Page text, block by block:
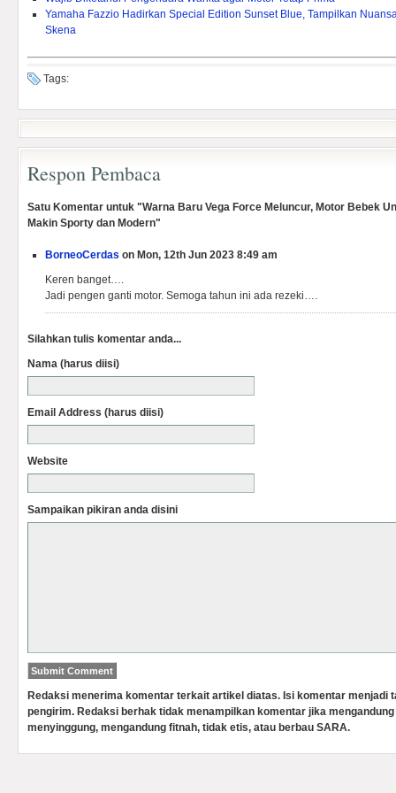
Yamaha Fazzio Hadirkan Special Edition Sunset Blue, Tampilkan
Skena
Tags:
Respon Pembaca
Satu Komentar untuk "Warna Baru Vega Force Meluncur, Motor Bebek
Makin Sporty dan Modern"
BorneoCerdas on Mon, 12th Jun 2023 8:49 am
Keren banget….
Jadi pengen ganti motor. Semoga tahun ini ada rezeki….
Silahkan tulis komentar anda...
Nama (harus diisi)
Email Address (harus diisi)
Website
Sampaikan pikiran anda disini
Redaksi menerima komentar terkait artikel diatas. Isi komentar menjadi
pengirim. Redaksi berhak tidak menampilkan komentar jika
menyinggung, mengandung fitnah, tidak etis, atau berbau SARA.